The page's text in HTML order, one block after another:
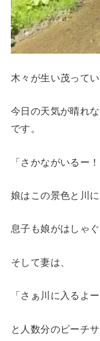
木々が生い茂って
今日の天気が晴れ
です。
「さかながいるー！
娘はこの景色と川
息子も娘がはしゃ
そして妻は、
「さぁ川に入るよー
と人数分のビーチ